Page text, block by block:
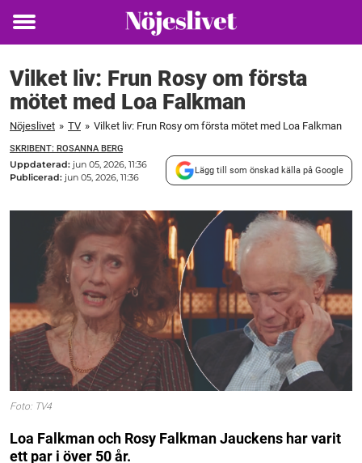
Toggle
Vilket liv: Frun Rosy om första
mötet med Loa Falkman
Nöjeslivet » TV » Vilket liv: Frun Rosy om första mötet med Loa Falkman
SKRIBENT: ROSANNA BERG
Uppdaterad: jun 05, 2026, 11:36
Publicerad: jun 05, 2026, 11:36
Lägg till som önskad källa på Google
Foto: TV4
Loa Falkman och Rosy Falkman Jauckens har varit
ett par i över 50 år.